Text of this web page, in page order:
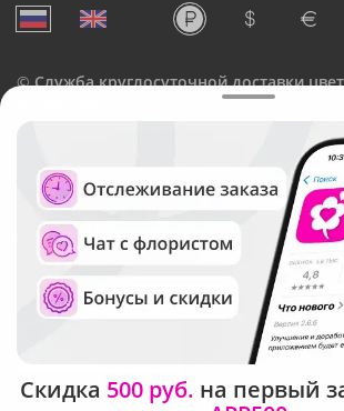
©Служба круглосуточной доставки
Русский Букет, 2026
Общество с ограниченной
ОГРН: 1195476081745, ИНН: 5410081997
Юридический адрес: г. Новосибирск, ул.
д.42, оф. 3
Рейтинг Русского букета в г. Новокузнецк
Скидка 500 руб. на первый